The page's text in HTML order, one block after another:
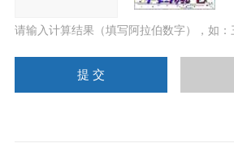
请输入计算结果（填写阿拉伯数字），如：